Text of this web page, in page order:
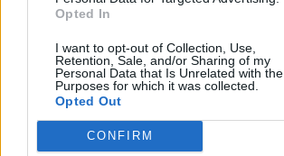
Opted In
I want to opt-out of Collection, Use,
Retention, Sale, and/or Sharing of my
Personal Data that Is Unrelated with the
Purposes for which it was collected.
Opted Out
CONFIRM